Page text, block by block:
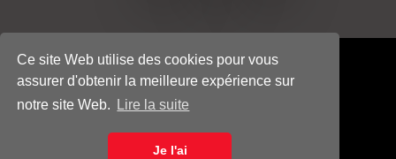
Ce site Web utilise des cookies pour vous
assurer d'obtenir la meilleure expérience sur
notre site Web.
Lire la suite
Je l'ai
© COPYRIGHT 2026HTGINDUSTRY.COM
- ALL RIGHTS RESERVED
POLITIQUE DE CONFIDENTIALITÉ
COOKIE POLICY